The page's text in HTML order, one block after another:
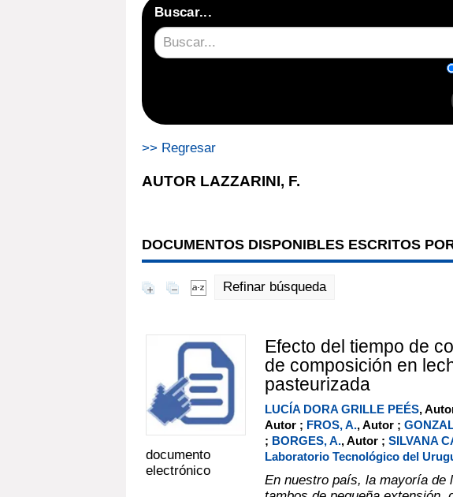
Buscar...
>> Regresar
AUTOR LAZZARINI, F.
DOCUMENTOS DISPONIBLES ESCRITOS
Refinar búsqueda
documento
electrónico
Efecto del tiempo de
de composición en
pasteurizada
LUCÍA DORA GRILLE PEÉS,
Autor ; FROS, A., Autor ;
; BORGES, A., Autor ; SILVANA
Laboratorio Tecnológico del
En nuestro país, la mayoría de